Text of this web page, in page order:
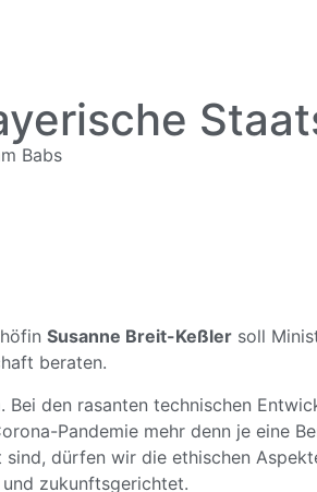
Babs
Susanne Breit-Keßler soll
beraten.
den rasanten technischen
Pandemie mehr denn je eine
dürfen wir die ethischen
zukunftsgerichtet.